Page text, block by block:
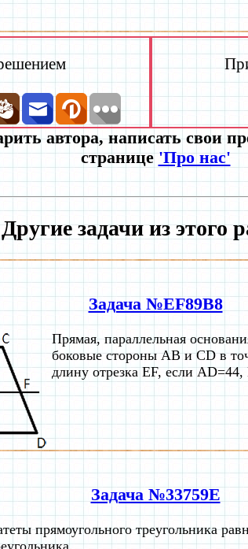
автора, написать свои
странице'Про нас'
Другие задачи из этого
Задача №EF89B8
Прямая, параллельная
боковые стороны AB и CD в
длину отрезка EF, если
Задача №33759E
прямоугольного треугольника